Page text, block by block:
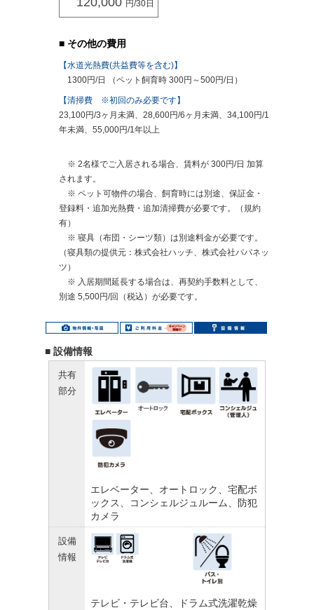
円/30日
■ その他の費用
【水道光熱費(共益費等を含む)】
1300円/日 （ペット飼育時 300円～500円/日）
【清掃費 ※初回のみ必要です】
23,100円/3ヶ月未満、28,600円/6ヶ月未満、34,100円/1
年未満、55,000円/1年以上
※ 2名様でご入居される場合、賃料が 300円/日 加算
されます。
※ ペット可物件の場合、飼育時には別途、保証金・
登録料・追加光熱費・追加清掃費が必要です。（規約
有）
※ 寝具（布団・シーツ類）は別途料金が必要です。
（寝具類の提供元：株式会社ハッチ、株式会社パパネッ
ツ）
※ 入居期間延長する場合は、再契約手数料として、
別途 5,500円/回（税込）が必要です。
■ 設備情報
共有
部分
エレベーター、オートロック、宅配ボ
ックス、コンシェルジュルーム、防犯
カメラ
設備
情報
テレビ・テレビ台、ドラム式洗濯乾燥